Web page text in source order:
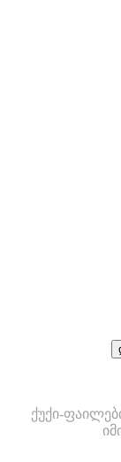
ქუქი-